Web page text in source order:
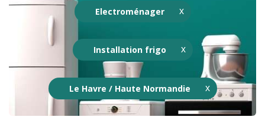
Electroménager
Installation frigo
Le Havre / Haute Normandie